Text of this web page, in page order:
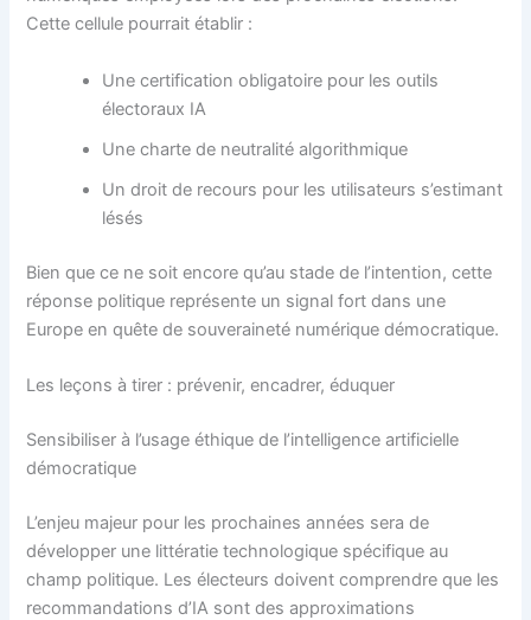
Cette cellule pourrait établir :
Une certification obligatoire pour les outils
électoraux IA
Une charte de neutralité algorithmique
Un droit de recours pour les utilisateurs s’estimant
lésés
Bien que ce ne soit encore qu’au stade de l’intention, cette
réponse politique représente un signal fort dans une
Europe en quête de souveraineté numérique démocratique.
Les leçons à tirer : prévenir, encadrer, éduquer
Sensibiliser à l’usage éthique de l’intelligence artificielle
démocratique
L’enjeu majeur pour les prochaines années sera de
développer une littératie technologique spécifique au
champ politique. Les électeurs doivent comprendre que les
recommandations d’IA sont des approximations